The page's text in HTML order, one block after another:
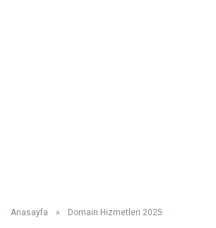
Anasayfa » Domain Hizmetleri 2025